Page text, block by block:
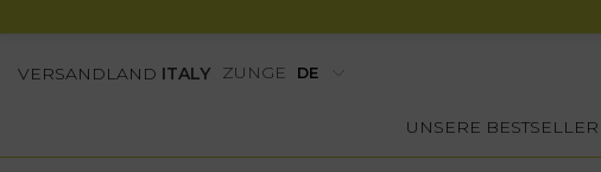
VERSANDLAND ITALY ZUNGE
UNSERE BESTSELLER